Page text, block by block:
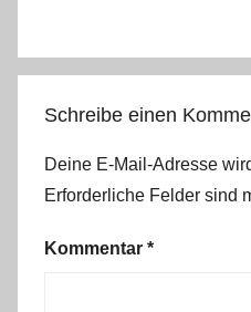
Schreibe einen
Deine E-Mail-Adresse
Erforderliche Felder sind
Kommentar *